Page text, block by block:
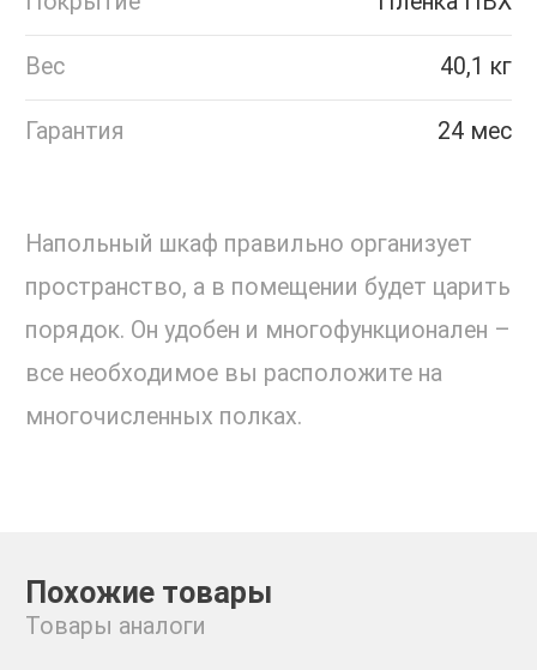
Вес 40,1 кг
Гарантия 24 мес
Напольный шкаф правильно организует
пространство, а в помещении будет царить
порядок. Он удобен и многофункционален –
все необходимое вы расположите на
многочисленных полках.
Похожие товары
Товары аналоги